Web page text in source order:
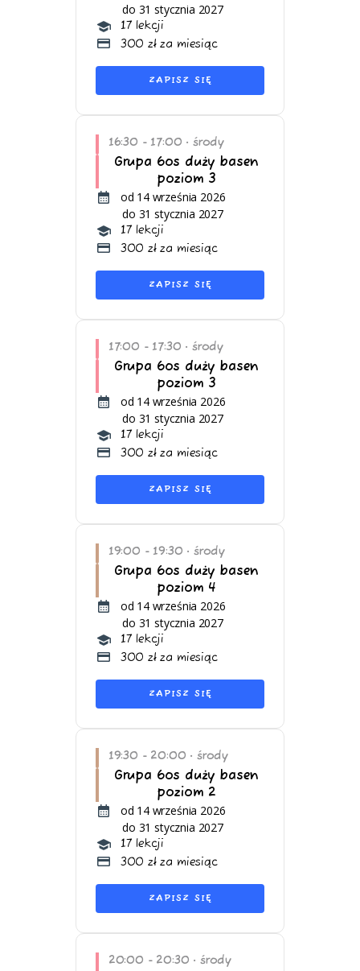
do 31 stycznia 2027
17 lekcji
300 zł za miesiąc
ZAPISZ SIĘ
16:30 - 17:00 • środy
Grupa 6os duży basen
poziom 3
od 14 września 2026
do 31 stycznia 2027
17 lekcji
300 zł za miesiąc
ZAPISZ SIĘ
17:00 - 17:30 • środy
Grupa 6os duży basen
poziom 3
od 14 września 2026
do 31 stycznia 2027
17 lekcji
300 zł za miesiąc
ZAPISZ SIĘ
19:00 - 19:30 • środy
Grupa 6os duży basen
poziom 4
od 14 września 2026
do 31 stycznia 2027
17 lekcji
300 zł za miesiąc
ZAPISZ SIĘ
19:30 - 20:00 • środy
Grupa 6os duży basen
poziom 2
od 14 września 2026
do 31 stycznia 2027
17 lekcji
300 zł za miesiąc
ZAPISZ SIĘ
20:00 - 20:30 • środy